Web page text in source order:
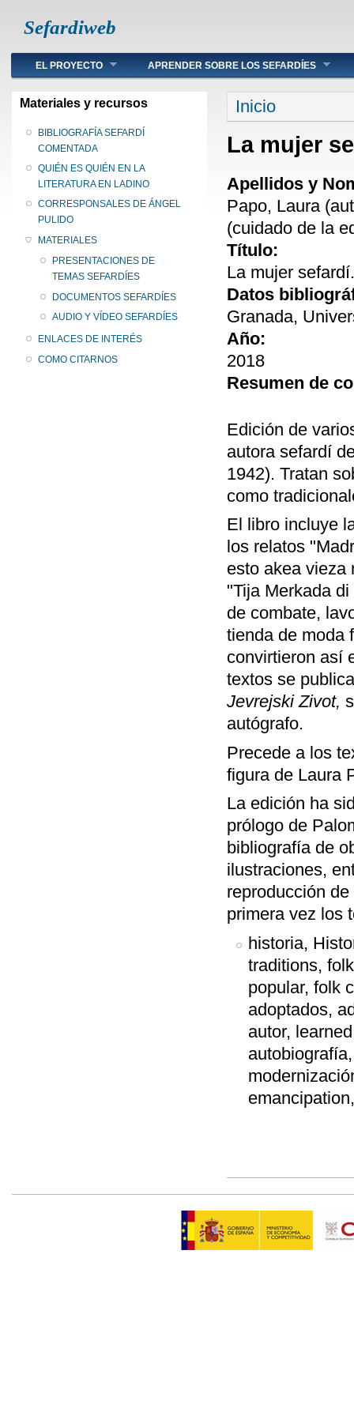
Sefardiweb
Main menu
EL PROYECTO APRENDER SOBRE LOS SEFARDÍES
Materiales y recursos
BIBLIOGRAFÍA SEFARDÍ
COMENTADA
QUIÉN ES QUIÉN EN LA
LITERATURA EN LADINO
CORRESPONSALES DE ÁNGEL
PULIDO
MATERIALES
PRESENTACIONES DE
TEMAS SEFARDÍES
DOCUMENTOS SEFARDÍES
AUDIO Y VÍDEO SEFARDÍES
ENLACES DE INTERÉS
COMO CITARNOS
Se encuentra
Inicio
La mujer
Apellidos y
Papo, Laura
(cuidado de la
Título:
La mujer
Datos
Granada,
Año:
2018
Resumen de
Edición de
autora sefardí
1942). Tratan
como
El libro incluye
los relatos
esto akea vieza
"Tija Merkada
de combate,
tienda de moda
convirtieron así
textos se
Jevrejski Zivot,
autógrafo.
Precede a los
figura de Laura
La edición ha
prólogo de
bibliografía de
ilustraciones,
reproducción
primera vez los
historia,
traditions,
popular, folk
adoptados,
autor,